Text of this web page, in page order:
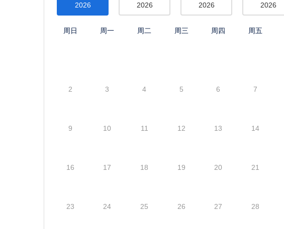
2026
2026
2026
2026
周日 周一 周二 周三 周四 周五
2 3 4 5 6 7
9 10 11 12 13 14
16 17 18 19 20 21
23 24 25 26 27 28